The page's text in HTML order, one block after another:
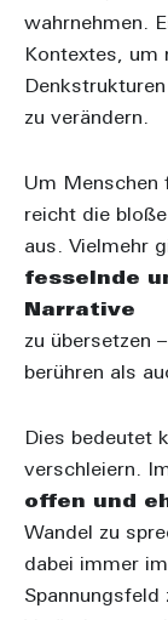
wahrnehmen.
Kontextes, um
Denkstrukturen
zu verändern.
Um Menschen
reicht die
aus. Vielmehr
fesselnde
Narrative
zu übersetzen
berühren als
Dies bedeutet
verschleiern.
offen und
Wandel zu
dabei immer
Spannungsfeld